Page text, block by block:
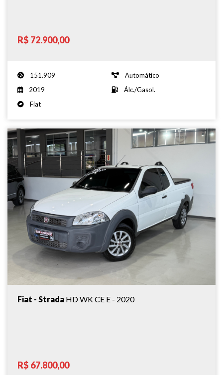
R$ 72.900,00
151.909
Automático
2019
Álc./Gasol.
Fiat
Fiat - Strada HD WK CE E - 2020
R$ 67.800,00